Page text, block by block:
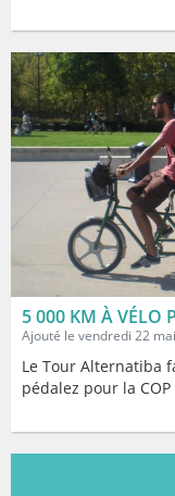
5 000 KM À VÉLO
Ajouté le vendredi 22
Le Tour Alternatiba
pédalez pour la COP